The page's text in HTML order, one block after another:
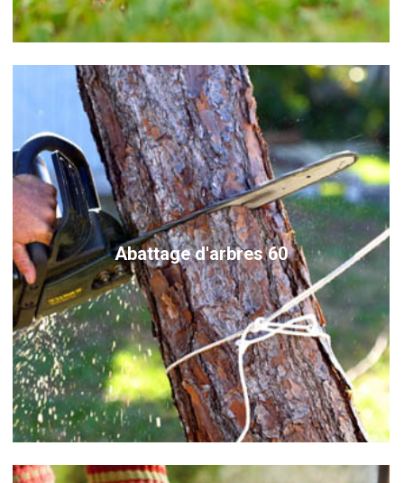
Abattage d'arbres 60